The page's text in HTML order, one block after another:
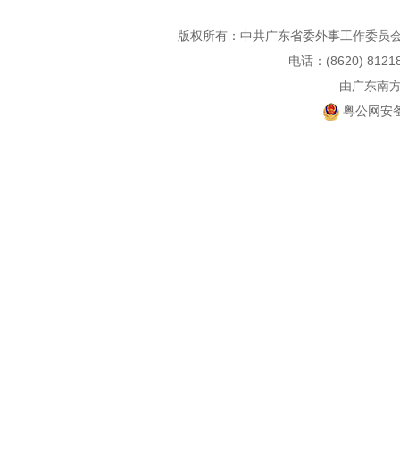
版权所有：中共广东省委外事工作委
电话：(8620)
由广东南
粤公网安